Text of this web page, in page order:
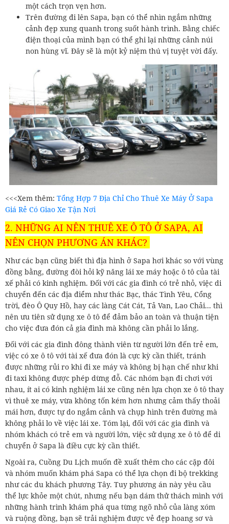
một cách trọn vẹn hơn.
Trên đường đi lên Sapa, bạn có thể nhìn ngắm những
cảnh đẹp xung quanh trong suốt hành trình. Bằng chiếc
điện thoại của mình bạn có thể ghi lại những cảnh núi
non hùng vĩ. Đây sẽ là một kỷ niệm thú vị tuyệt vời đấy.
<<<Xem thêm: Tổng Hợp 7 Địa Chỉ Cho Thuê Xe Máy Ở Sapa
Giá Rẻ Có Giao Xe Tận Nơi
2. NHỮNG AI NÊN THUÊ XE Ô TÔ Ở SAPA, AI
NÊN CHỌN PHƯƠNG ÁN KHÁC?
Như các bạn cũng biết thì địa hình ở Sapa hơi khác so với vùng
đồng bằng, đường đòi hỏi kỹ năng lái xe máy hoặc ô tô của tài
xế phải có kinh nghiệm. Đối với các gia đình có trẻ nhỏ, việc di
chuyển đến các địa điểm như thác Bạc, thác Tình Yêu, Cổng
trời, đèo Ô Quy Hồ, hay các làng Cát Cát, Tả Van, Lao Chải... thì
nên ưu tiên sử dụng xe ô tô để đảm bảo an toàn và thuận tiện
cho việc đưa đón cả gia đình mà không cần phải lo lắng.
Đối với các gia đình đông thành viên từ người lớn đến trẻ em,
việc có xe ô tô với tài xế đưa đón là cực kỳ cần thiết, tránh
được những rủi ro khi đi xe máy và không bị hạn chế như khi
đi taxi không được phép dừng đỗ. Các nhóm bạn đi chơi với
nhau, ít ai có kinh nghiệm lái xe cũng nên lựa chọn xe ô tô thay
vì thuê xe máy, vừa không tốn kém hơn nhưng cảm thấy thoải
mái hơn, được tự do ngắm cảnh và chụp hình trên đường mà
không phải lo về việc lái xe. Tóm lại, đối với các gia đình và
nhóm khách có trẻ em và người lớn, việc sử dụng xe ô tô để di
chuyển ở Sapa là điều cực kỳ cần thiết.
Ngoài ra, Cuồng Du Lịch muốn đề xuất thêm cho các cặp đôi
và nhóm muốn khám phá Sapa có thể lựa chọn đi bộ trekking
như các du khách phương Tây. Tuy phương án này yêu cầu
thể lực khỏe một chút, nhưng nếu bạn dám thử thách mình với
những hành trình khám phá qua từng ngõ nhỏ của làng xóm
và ruộng đồng, bạn sẽ trải nghiệm được vẻ đẹp hoang sơ và